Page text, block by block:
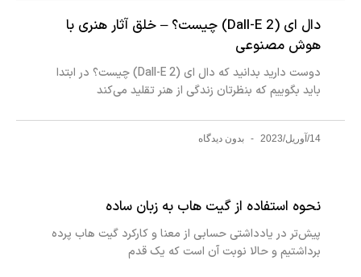
دال ای (Dall-E 2) چیست؟ – خلق آثار هنری با
هوش مصنوعی
دوست دارید بدانید که دال ای (Dall-E 2) چیست؟ در ابتدا
باید بگوییم که بنظرتان زندگی از هنر تقلید می‌کند
14/آوریل/2023 بدون دیدگاه
نحوه استفاده از گیت‌ هاب به زبان ساده
پیش‌تر در یادداشتی حسابی از معنا و کارکرد گیت هاب پرده
برداشتیم و حالا نوبت آن است که یک قدم